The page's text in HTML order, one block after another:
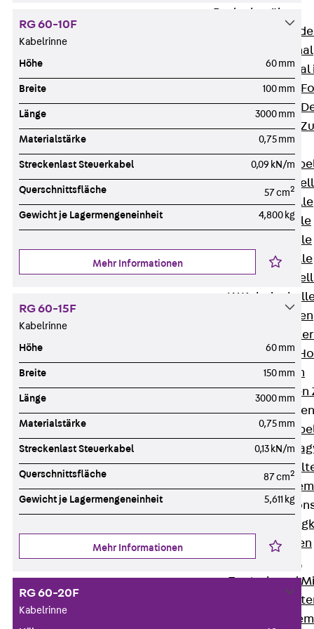
Bodenkanäle
BK Bodenkanal
KLK
Bodenkanal-
Bodenkanal-
Bodenkanal-
Kabelschellen
Zurück
AC
H Kabelschelle
S Kabelschelle
B Kabelschelle
U Kabelschelle
RU
W
HK Kabelhaken
KH Kabelhalter
Hohlleiter-/
Kabelwannen
Kabelschellen
Zurück
KTW
KBH
Wandkonsolen
Deckenbügel
Zentral- und
W-Profil-
U-Stiel-System
RG 60-10F
Kabelrinne
Höhe 60 mm
Breite 100 mm
Länge 3000 mm
Materialstärke 0,75 mm
Streckenlast Steuerkabel 0,09 kN/m
Querschnittsfläche 57 cm2
Gewicht je Lagermengeneinheit 4,800 kg
Mehr Informationen
RG 60-15F
Kabelrinne
Höhe 60 mm
Breite 150 mm
Länge 3000 mm
Materialstärke 0,75 mm
Streckenlast Steuerkabel 0,13 kN/m
Querschnittsfläche 87 cm2
Gewicht je Lagermengeneinheit 5,611 kg
Mehr Informationen
RG 60-20F
Kabelrinne